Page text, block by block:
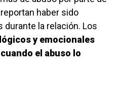
haber sido
la relación. Los
y emocionales
el abuso lo